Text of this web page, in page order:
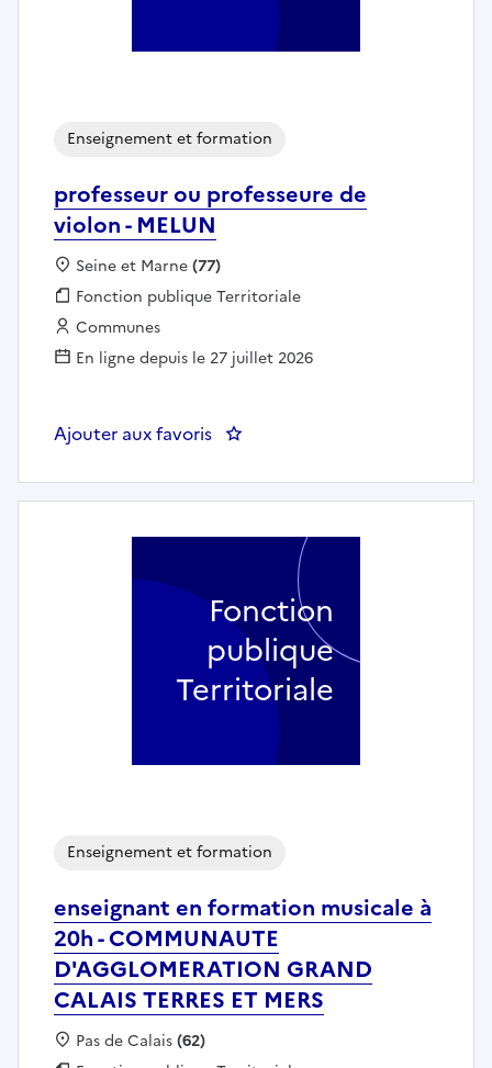
professeur ou professeure de
violon - MELUN
Enseignement et formation
Localisation :
Seine et Marne(77)
Fonction publique :
Fonction publique Territoriale
Employeur :
Communes
En ligne depuis le 27 juillet 2026
Ajouter aux favoris : professeur ou professeure de
enseignant en formation musicale à
20h - COMMUNAUTE
D'AGGLOMERATION GRAND
CALAIS TERRES ET MERS
Enseignement et formation
Localisation :
Pas de Calais(62)
Fonction
publique
Territoriale